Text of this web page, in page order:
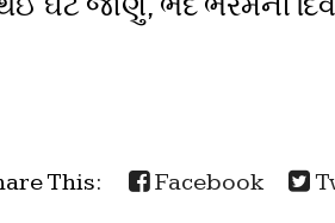
ઘટ જાણું, ભેદ ભરમની
This: Facebook